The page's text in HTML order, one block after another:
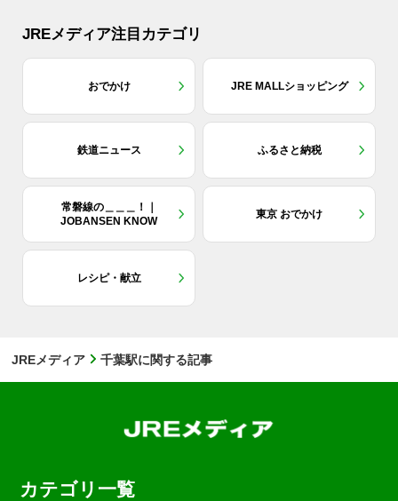
JREメディア注目カテゴリ
おでかけ JRE MALLショッピング
鉄道ニュース ふるさと納税
常磐線の＿＿＿！｜
JOBANSEN KNOW
東京 おでかけ
レシピ・献立
JREメディア 千葉駅に関する記事
カテゴリ一覧